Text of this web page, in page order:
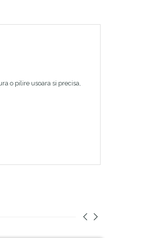
o pilire usoara si precisa,